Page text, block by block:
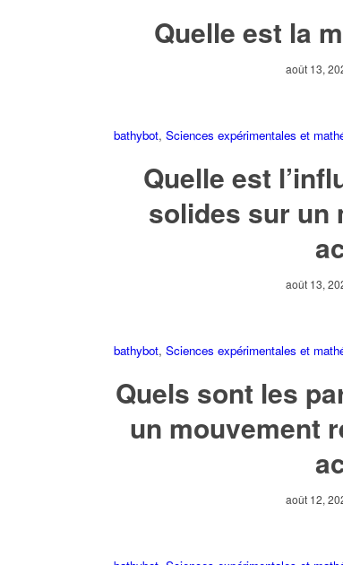
Quelle est la
août 13,
bathybot, Sciences expérimentales et
Quelle est
solides sur un
août 13,
bathybot, Sciences expérimentales et
Quels sont les
un mouvement
août 12,